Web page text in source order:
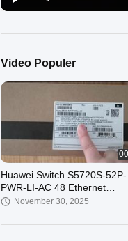
Video Populer
Huawei Switch S5720S-52P-
PWR-LI-AC 48 Ethernet
10/100/1000 Port 4 Gig SFP
November 30, 2025